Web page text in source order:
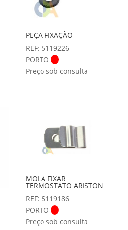
PEÇA FIXAÇÃO
REF: 5119226
PORTO
Preço sob consulta
MOLA FIXAR
TERMOSTATO ARISTON
REF: 5119186
PORTO
Preço sob consulta